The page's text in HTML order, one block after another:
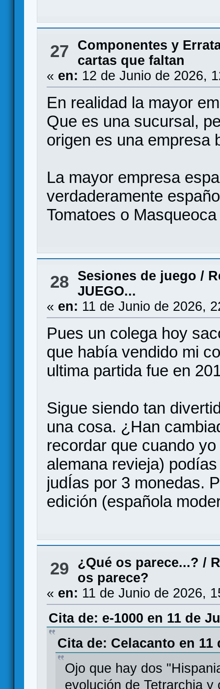
27
Componentes y
cartas que faltan
« en: 12 de Junio de 2026,
En realidad la mayor
Que es una sucursal,
origen es una empresa
La mayor empresa
verdaderamente
Tomatoes o
28 Sesiones de juego /
JUEGO...
« en: 11 de Junio de 2026,
Pues un colega hoy
que había vendido mi
ultima partida fue en
Sigue siendo tan
una cosa. ¿Han
recordar que cuando
alemana revieja)
judÍas por 3 monedas.
edición (española
29 ¿Qué os parece...? /
os parece?
« en: 11 de Junio de 2026,
Cita de: e-1000 en 11 de
Cita de: Celacanto en 11
Ojo que hay dos
evolución de Tetrarchia